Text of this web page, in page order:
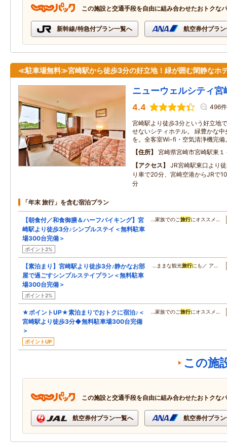
この施設と交通手段を自由に組み合わせたおトクな
新幹線/特急付プラン一覧へ 航空券付プラ
≪駐車場無料≫宮崎駅から徒歩3分の好立地！緑が囲む閑静なホ
ニューウェルシティ宮
4.4 496件
宮崎駅より徒歩3分という好立地
せないシティホテル。 緑豊かな
を。全客室Wi-fi・空気清浄機完備
住所
宮崎県宮崎市宮崎駅東１
アクセス
JR宮崎駅東口より
り車で20分、宮崎空港からJRで
分
「年末 旅行」を含む宿泊プラン
【朝食付／和食御膳＆ハーフバイキング】宮
崎駅より徒歩3分♪シンプルステイ＜無料駐車
場300台完備＞
ポイント2%
…家族でのご旅行にオススメ…
【素泊まり】宮崎駅より徒歩3分♪静かなお部
屋で過ごすシンプルステイプラン＜無料駐車
場300台完備＞
ポイント2%
…ままな観光旅行にも／ ア…
★ポイントUP★素泊まりでおトクに宿泊♪＜
宮崎駅より徒歩3分◆無料駐車場300台完備
＞
ポイントUP
…家族でのご旅行にオススメ…
この施
この施設と交通手段を自由に組み合わせたおトクな
航空券付プラン一覧へ 航空券付プラ